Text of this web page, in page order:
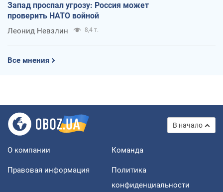
Запад проспал угрозу: Россия может
проверить НАТО войной
Леонид Невзлин 8,4 т.
Все мнения
В начало
О компании Команда
Правовая информация
Политика
конфиденциальности